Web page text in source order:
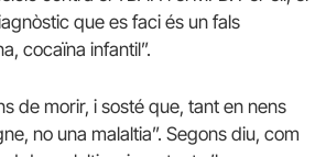
que es faci és un fals
cocaïna infantil”.
de morir, i sosté que, tant en nens
no una malaltia”. Segons diu, com